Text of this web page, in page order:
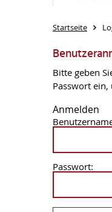
Startseite
Bitte geben
Passwort
Anmelden
Passwort: